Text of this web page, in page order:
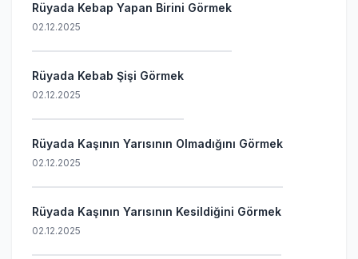
Rüyada Kebap Yapan Birini Görmek
02.12.2025
Rüyada Kebab Şişi Görmek
02.12.2025
Rüyada Kaşının Yarısının Olmadığını Görmek
02.12.2025
Rüyada Kaşının Yarısının Kesildiğini Görmek
02.12.2025